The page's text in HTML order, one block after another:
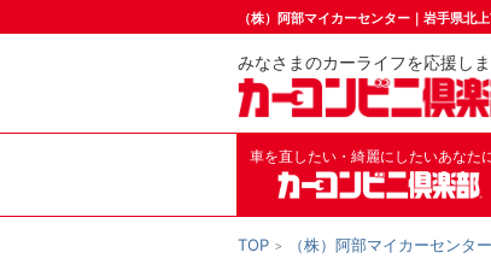
（株）阿部マイカーセンター｜岩手県北
みなさまのカーライフを応援しま
車を直したい・綺麗にしたいあなた
TOP （株）阿部マイカーセンター